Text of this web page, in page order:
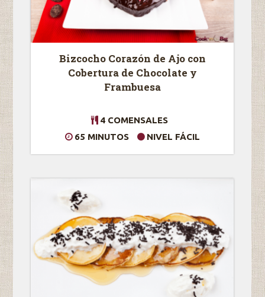
Bizcocho Corazón de Ajo con
Cobertura de Chocolate y
Frambuesa
4 COMENSALES
65 MINUTOS
NIVEL FÁCIL